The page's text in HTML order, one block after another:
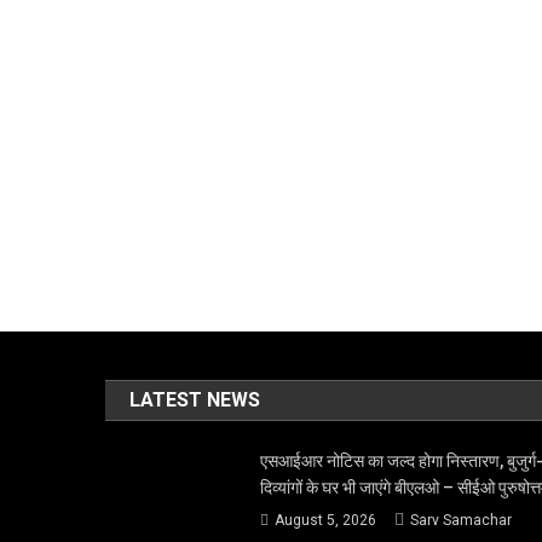
LATEST NEWS
एसआईआर नोटिस का जल्द होगा निस्तारण, बुजुर्ग-
दिव्यांगों के घर भी जाएंगे बीएलओ – सीईओ
August 5, 2026 Sarv Samachar